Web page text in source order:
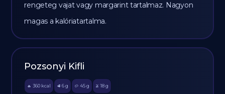
rengeteg vajat vagy margarint tartalmaz. Nagyon
magas a kalóriatartalma.
Pozsonyi Kifli
🔥 360 kcal 🥩 6 g 🥔 45g 🫒 18 g